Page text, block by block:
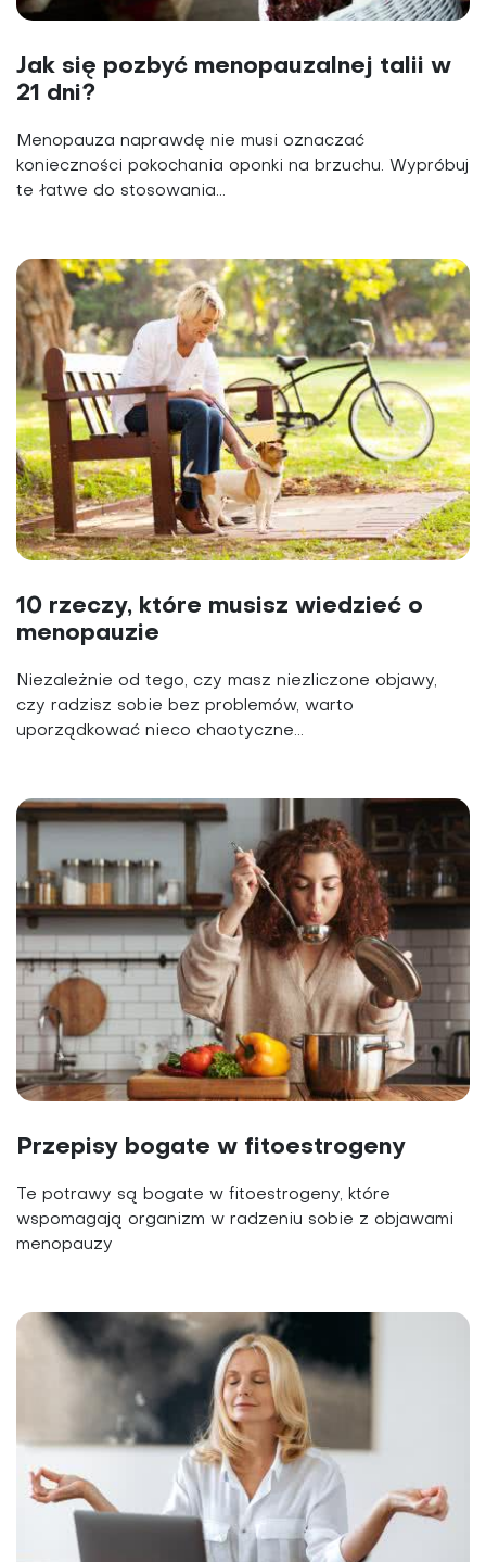
Jak się pozbyć menopauzalnej talii w
21 dni?
Menopauza naprawdę nie musi oznaczać
konieczności pokochania oponki na brzuchu. Wypróbuj
te łatwe do stosowania...
10 rzeczy, które musisz wiedzieć o
menopauzie
Niezależnie od tego, czy masz niezliczone objawy,
czy radzisz sobie bez problemów, warto
uporządkować nieco chaotyczne...
Przepisy bogate w fitoestrogeny
Te potrawy są bogate w fitoestrogeny, które
wspomagają organizm w radzeniu sobie z objawami
menopauzy